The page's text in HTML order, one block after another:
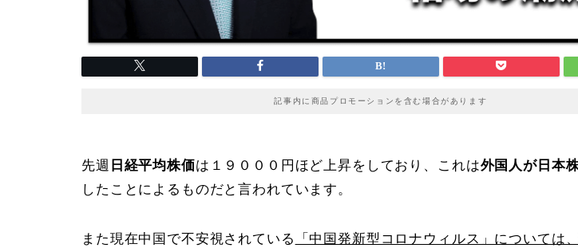
記事内に商品プロモーションを含む場合があります
先週 日経平均株価は１９０００円ほど上昇をしており、これは外国人が日本
したことによるものだと言われています。
また現在中国で不安視されている
「中国発新型コロナウィルス」については